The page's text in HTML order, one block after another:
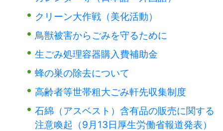
クリーン大作戦（美化活動）
鳥獣被害からごみを守るために
生ごみ処理容器購入費補助金
蜂の巣の除去について
高齢者等世帯粗大ごみ軒先収集制度
石綿（アスベスト）含有品の販売に関する
注意喚起（9月13日厚生労働省報道発表）